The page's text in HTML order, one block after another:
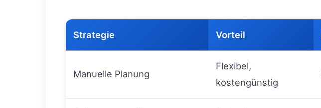
Strategie Vorteil
Manuelle Planung
Flexibel,
kostengünstig